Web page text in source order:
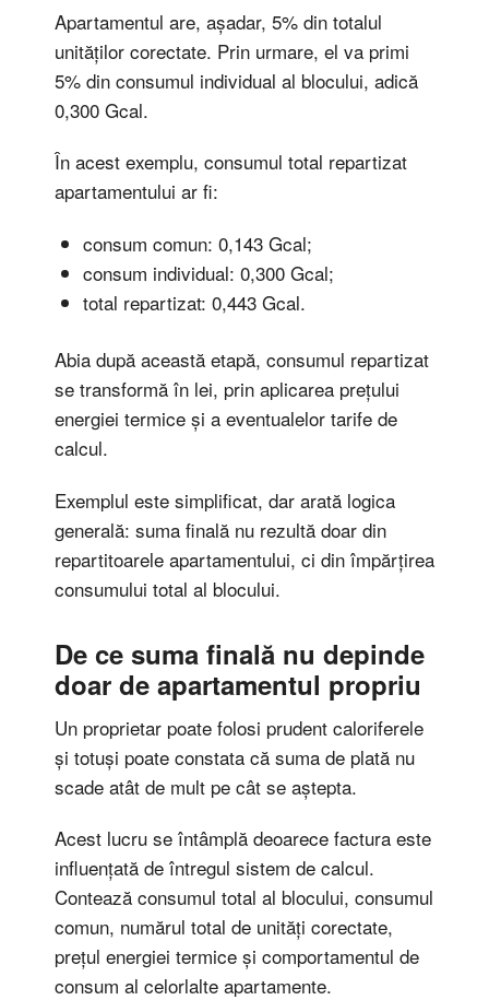
Apartamentul are, așadar, 5% din totalul
unităților corectate. Prin urmare, el va primi
5% din consumul individual al blocului, adică
0,300 Gcal.
În acest exemplu, consumul total repartizat
apartamentului ar fi:
consum comun: 0,143 Gcal;
consum individual: 0,300 Gcal;
total repartizat: 0,443 Gcal.
Abia după această etapă, consumul repartizat
se transformă în lei, prin aplicarea prețului
energiei termice și a eventualelor tarife de
calcul.
Exemplul este simplificat, dar arată logica
generală: suma finală nu rezultă doar din
repartitoarele apartamentului, ci din împărțirea
consumului total al blocului.
De ce suma finală nu depinde
doar de apartamentul propriu
Un proprietar poate folosi prudent caloriferele
și totuși poate constata că suma de plată nu
scade atât de mult pe cât se aștepta.
Acest lucru se întâmplă deoarece factura este
influențată de întregul sistem de calcul.
Contează consumul total al blocului, consumul
comun, numărul total de unități corectate,
prețul energiei termice și comportamentul de
consum al celorlalte apartamente.